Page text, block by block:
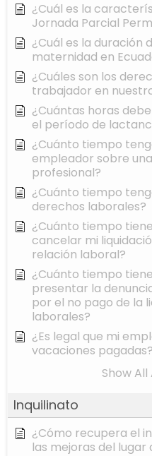
¿Cuál es la
Jornada Parcial
¿Cuál es la duración
maternidad en
¿Cuáles son los
trabajador en
¿Cuántas horas
el período de
¿Cuánto tiempo
empleador sobre
profesional?
¿Cuánto tiempo
derechos laborales?
¿Cuánto tiempo
cancelar mi
relación laboral?
¿Cuánto tiempo
presentar la
por el no pago de la
laborales?
¿Es legal que mi
vacaciones pagadas?
Show
Inquilinato
¿Cómo recupera el
las mejoras del lugar